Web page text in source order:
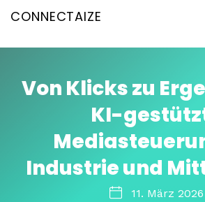
CONNECTAIZE
Von Klicks zu
KI-
Industrie und
11. März 2026